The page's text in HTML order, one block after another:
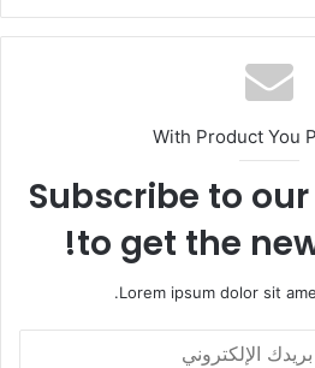
With Product You
Subscribe to
to get the
Lorem ipsum dolor sit